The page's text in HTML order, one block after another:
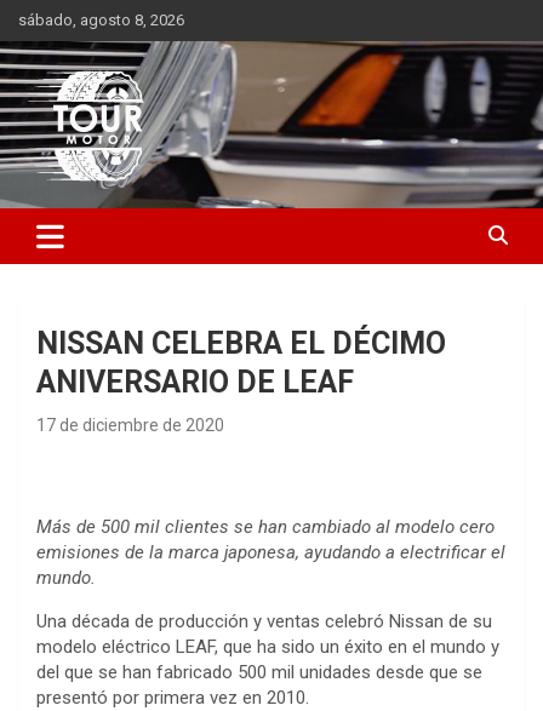
Saltar
al
contenido
sábado, agosto 8, 2026
Tour Motor
Plataforma de contenido audiovisual para el sector automotriz
NISSAN CELEBRA EL DÉCIMO
ANIVERSARIO DE LEAF
17 de diciembre de 2020
Más de 500 mil clientes se han cambiado al modelo cero
emisiones de la marca japonesa, ayudando a electrificar el
mundo.
Una década de producción y ventas celebró Nissan de su
modelo eléctrico LEAF, que ha sido un éxito en el mundo y
del que se han fabricado 500 mil unidades desde que se
presentó por primera vez en 2010.